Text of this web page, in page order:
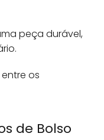
peça durável,
os
de Bolso